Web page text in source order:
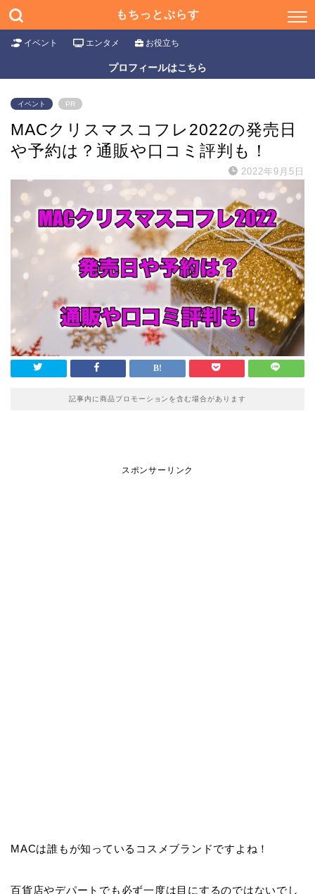
もちっとぷらす
イベント エンタメ お役立ち
プロフィールはこちら
イベント PR
MACクリスマスコフレ2022の発売日
や予約は？通販や口コミ評判も！
2022年9月5日
記事内に商品プロモーションを含む場合があります
スポンサーリンク
MACは誰もが知っているコスメブランドですよね！
百貨店やデパートでも必ず一度は目にするのではないでし